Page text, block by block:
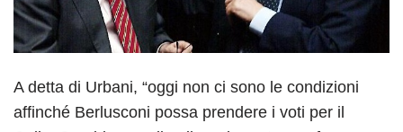
A detta di Urbani, “oggi non ci sono le condizioni
affinché Berlusconi possa prendere i voti per il